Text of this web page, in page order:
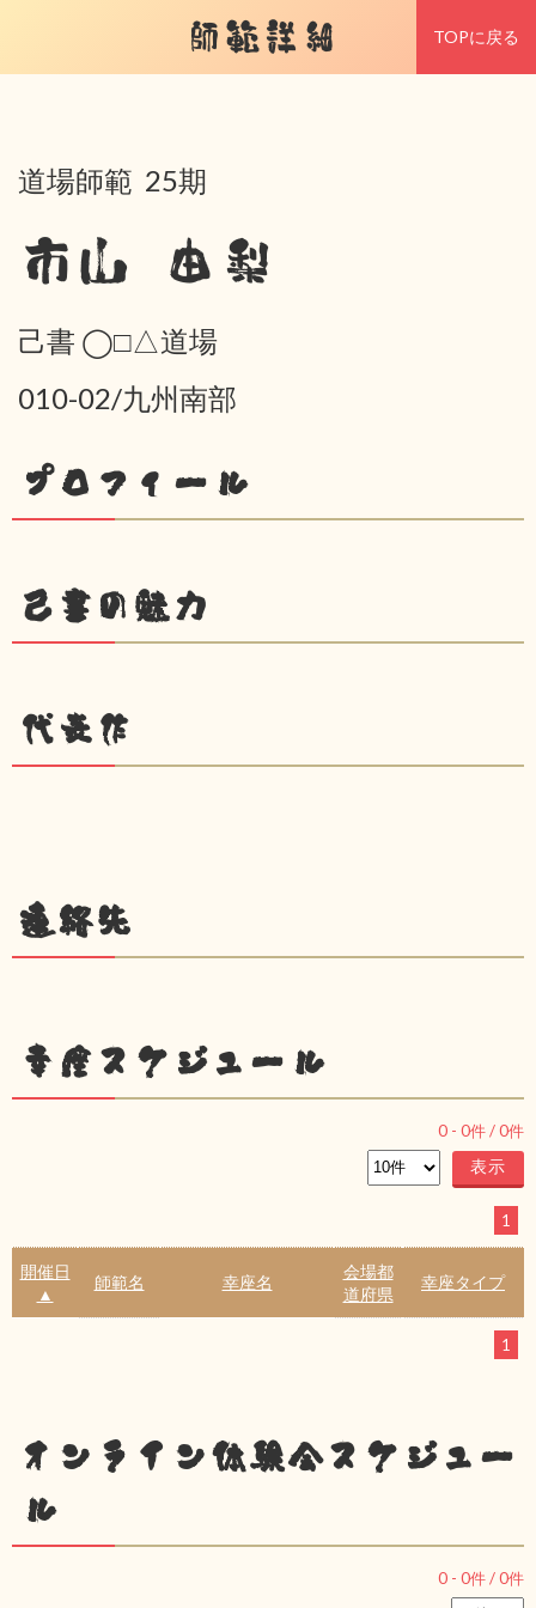
師範詳細 TOPに戻る
道場師範 25期
市山 由梨
己書 ◯□△道場
010-02/九州南部
プロフィール
己書の魅力
代表作
連絡先
幸座スケジュール
0 - 0件 /0件
1
開催日
▲
師範名 幸座名
会場都
道府県
幸座タイプ
1
オンライン体験会スケジュー
ル
0 - 0件 /0件